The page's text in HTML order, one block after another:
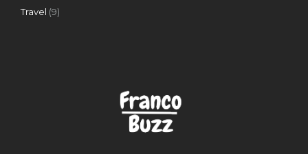
Travel (9)